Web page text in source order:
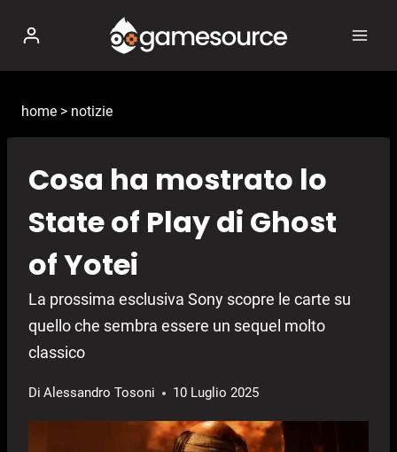
contenuto
home > notizie
Cosa ha mostrato lo
State of Play di Ghost
of Yotei
La prossima esclusiva Sony scopre le carte su
quello che sembra essere un sequel molto
classico
Di Alessandro Tosoni 10 Luglio 2025